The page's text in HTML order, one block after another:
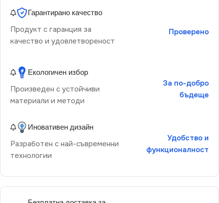
Гарантирано качество
Продукт с гаранция за
качество и удовлетвореност
Проверено
Екологичен избор
Произведен с устойчиви
материали и методи
За по-добро
бъдеще
Иновативен дизайн
Разработен с най-съвременни
технологии
Удобство и
функционалност